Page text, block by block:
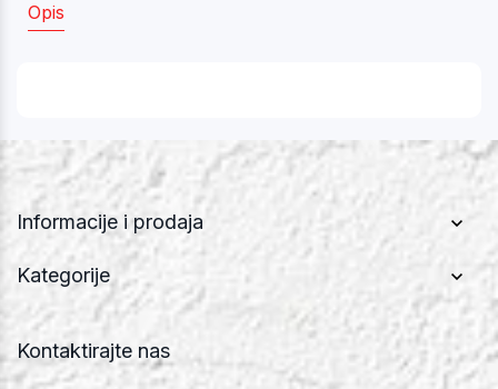
Opis
Informacije i prodaja
Kategorije
Kontaktirajte nas